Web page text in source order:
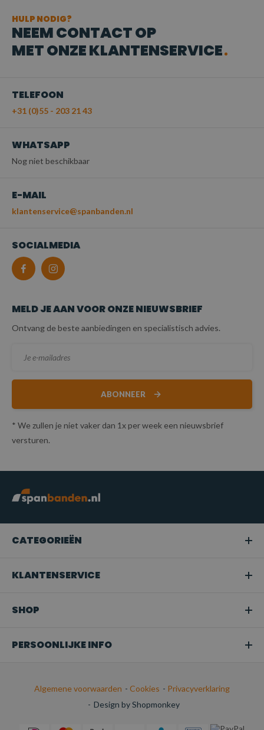
HULP NODIG?
NEEM CONTACT OP
MET ONZE KLANTENSERVICE
TELEFOON
+31 (0)55 - 203 21 43
WHATSAPP
Nog niet beschikbaar
E-MAIL
klantenservice@spanbanden.nl
SOCIALMEDIA
MELD JE AAN VOOR ONZE NIEUWSBRIEF
Ontvang de beste aanbiedingen en specialistisch advies.
ABONNEER
* We zullen je niet vaker dan 1x per week een nieuwsbrief
versturen.
CATEGORIEËN
KLANTENSERVICE
SHOP
PERSOONLIJKE INFO
Algemene voorwaarden - Cookies - Privacyverklaring
- Design by Shopmonkey